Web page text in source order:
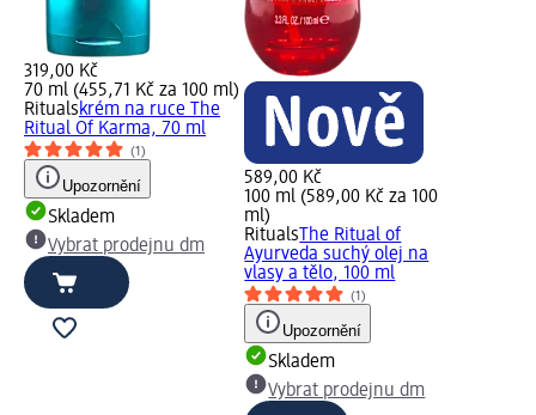
319,00 Kč
70 ml (455,71 Kč za 100 ml)
Ritualskrém na ruce The
Ritual Of Karma, 70 ml
(1)
Upozornění
Skladem
Vybrat prodejnu dm
589,00 Kč
100 ml (589,00 Kč za 100
ml)
Rituals The Ritual of
Ayurveda suchý olej na
vlasy a tělo, 100 ml
(1)
Upozornění
Skladem
Vybrat prodejnu dm